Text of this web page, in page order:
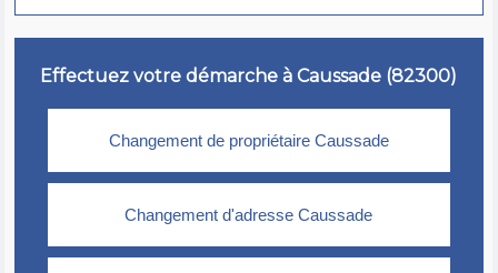
Effectuez votre démarche à Caussade (82300)